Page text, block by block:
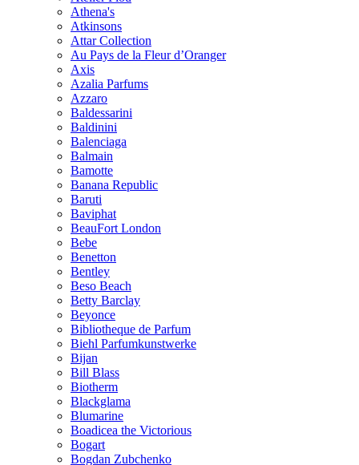
Athena's
Atkinsons
Attar Collection
Au Pays de la Fleur d’Oranger
Axis
Azalia Parfums
Azzaro
Baldessarini
Baldinini
Balenciaga
Balmain
Bamotte
Banana Republic
Baruti
Baviphat
BeauFort London
Bebe
Benetton
Bentley
Beso Beach
Betty Barclay
Beyonce
Bibliotheque de Parfum
Biehl Parfumkunstwerke
Bijan
Bill Blass
Biotherm
Blackglama
Blumarine
Boadicea the Victorious
Bogart
Bogdan Zubchenko